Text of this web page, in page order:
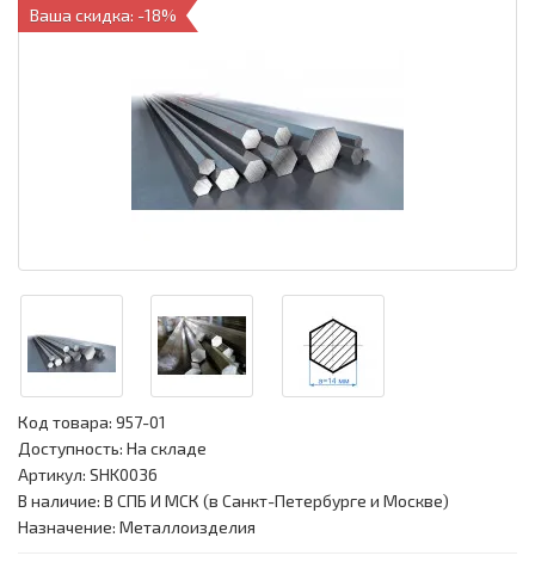
Ваша скидка: -18%
Код товара: 957-01
Доступность: На складе
Артикул: SHK0036
В наличие: В СПБ И МСК (в Санкт-Петербурге и Москве)
Назначение: Металлоизделия